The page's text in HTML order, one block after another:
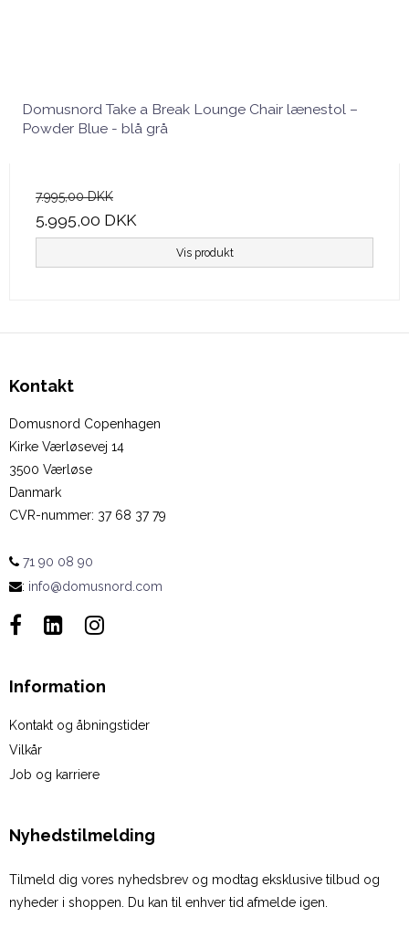
Domusnord Take a Break Lounge Chair lænestol –
Powder Blue - blå grå
7.995,00 DKK
5.995,00 DKK
Vis produkt
Kontakt
Domusnord Copenhagen
Kirke Værløsevej 14
3500 Værløse
Danmark
CVR-nummer: 37 68 37 79
71 90 08 90
: info@domusnord.com
Information
Kontakt og åbningstider
Vilkår
Job og karriere
Nyhedstilmelding
Tilmeld dig vores nyhedsbrev og modtag eksklusive tilbud og
nyheder i shoppen. Du kan til enhver tid afmelde igen.